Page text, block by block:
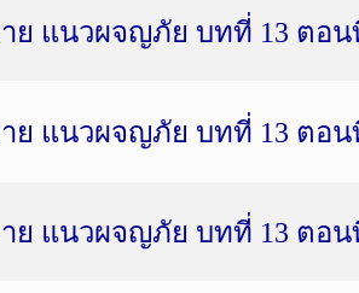
ย แนวผจญภัย บทที่ 13 ตอ
ย แนวผจญภัย บทที่ 13 ตอน
ย แนวผจญภัย บทที่ 13 ตอน